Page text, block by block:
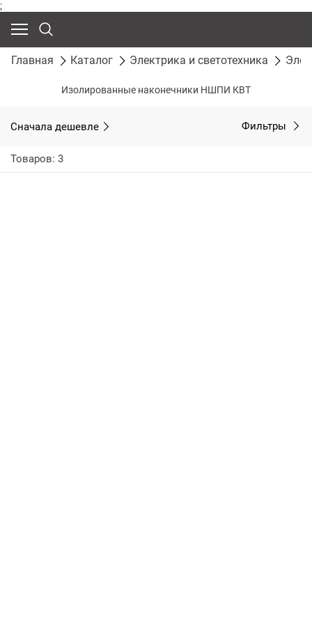
;
Главная Каталог Электрика и светотехника
Изолированные наконечники НШПИ КВТ
Сначала дешевле Фильтры
Товаров: 3